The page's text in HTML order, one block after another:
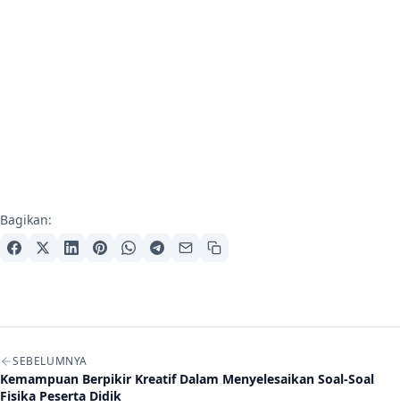
Bagikan:
Navigasi artikel
SEBELUMNYA
Kemampuan Berpikir Kreatif Dalam Menyelesaikan Soal-Soal
Fisika Peserta Didik